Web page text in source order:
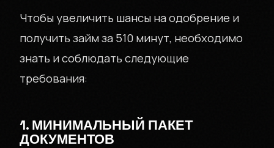
Чтобы увеличить шансы на одобрение и
получить займ за 510 минут, необходимо
знать и соблюдать следующие
требования:
1. МИНИМАЛЬНЫЙ ПАКЕТ
ДОКУМЕНТОВ